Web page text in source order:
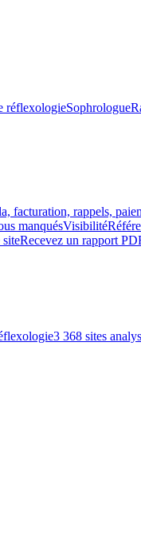
réflexologieSophrologue
facturation, rappels,
manquésVisibilité
Recevez un rapport
3 368 sites